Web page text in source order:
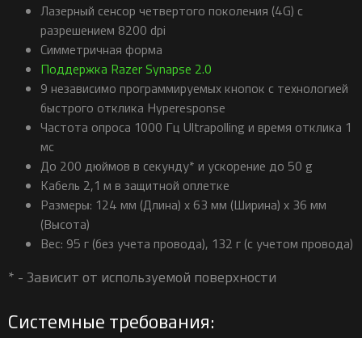
Лазерный сенсор четвертого поколения (4G) с
разрешением 8200 dpi
Симметричная форма
Поддержка Razer Synapse 2.0
9 независимо программируемых кнопок с технологией
быстрого отклика Hyperesponse
Частота опроса 1000 Гц Ultrapolling и время отклика 1
мс
До 200 дюймов в секунду* и ускорение до 50 g
Кабель 2,1 м в защитной оплетке
Размеры: 124 мм (Длина) x 63 мм (Ширина) x 36 мм
(Высота)
Вес: 95 г (без учета провода), 132 г (с учетом провода)
* - Зависит от используемой поверхности
Системные требования: